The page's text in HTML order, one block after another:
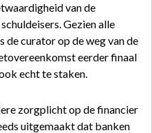
van de
Gezien alle
de curator op de weg van de
eerder finaal
echt te staken.
zorgplicht op de financier
uitgemaakt dat banken